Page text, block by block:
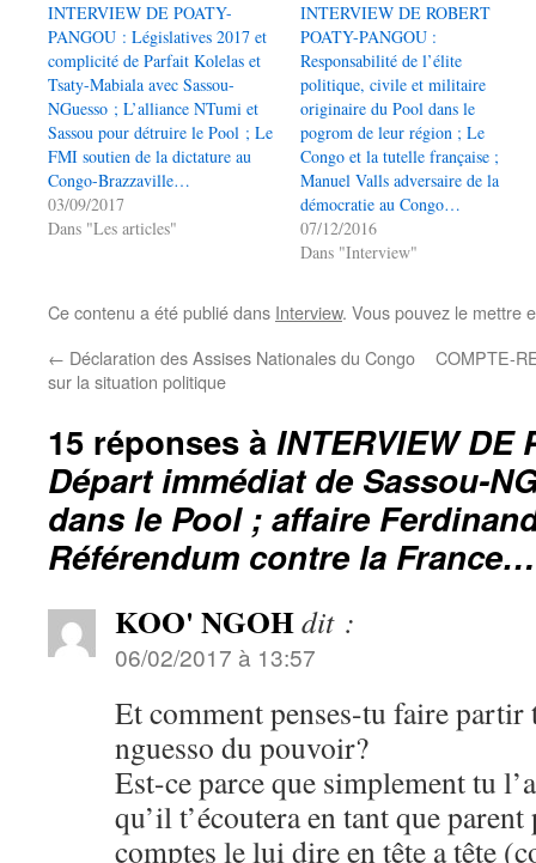
INTERVIEW DE POATY-
PANGOU : Législatives 2017 et
complicité de Parfait Kolelas et
Tsaty-Mabiala avec Sassou-
NGuesso ; L’alliance NTumi et
Sassou pour détruire le Pool ; Le
FMI soutien de la dictature au
Congo-Brazzaville…
03/09/2017
Dans "Les articles"
INTERVIEW DE ROBERT
POATY-PANGOU :
Responsabilité de l’élite
politique, civile et militaire
originaire du Pool dans le
pogrom de leur région ; Le
Congo et la tutelle française ;
Manuel Valls adversaire de la
démocratie au Congo…
07/12/2016
Dans "Interview"
Ce contenu a été publié dans Interview. Vous pouvez le mettre
← Déclaration des Assises Nationales du Congo
sur la situation politique
COMPTE-
15 réponses à INTERVIEW DE
Départ immédiat de Sassou-
dans le Pool ; affaire
Référendum contre la France…
KOO' NGOHdit :
06/02/2017 à 13:57
Et comment penses-tu faire partir
nguesso du pouvoir?
Est-ce parce que simplement tu
qu’il t’écoutera en tant que
comptes le lui dire en tête a tête